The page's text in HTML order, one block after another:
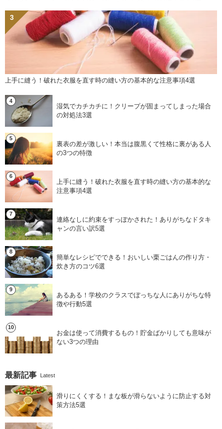
上手に縫う！破れた衣服を直す時の縫い方の基本的な注意事項4選
湿気でカチカチに！クリープが固まってしまった場合
の対処法3選
裏表の差が激しい！本当は腹黒くて性格に裏がある人
の3つの特徴
上手に縫う！破れた衣服を直す時の縫い方の基本的な
注意事項4選
連絡なしに約束をすっぽかされた！ありがちなドタキ
ャンの言い訳5選
簡単なレシピでできる！おいしい栗ごはんの作り方・
炊き方のコツ6選
あるある！学校のクラスでぼっちな人にありがちな特
徴や行動5選
お金は使って消費するもの！貯金ばかりしても意味が
ない3つの理由
最新記事 Latest
滑りにくくする！まな板が滑らないように防止する対
策方法5選